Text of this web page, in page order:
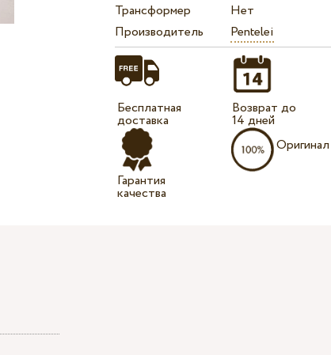
Трансформер
Нет
Производитель
Pentelei
Бесплатная
доставка
Гарантия
качества
Возврат до
14 дней
Оригинал